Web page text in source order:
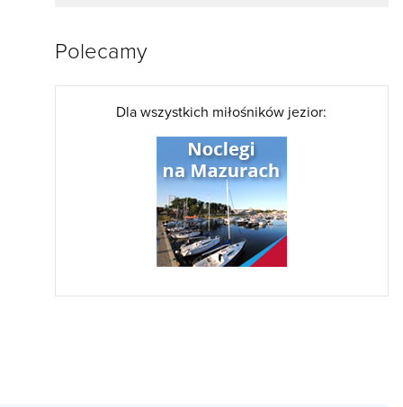
Polecamy
Dla wszystkich miłośników jezior: